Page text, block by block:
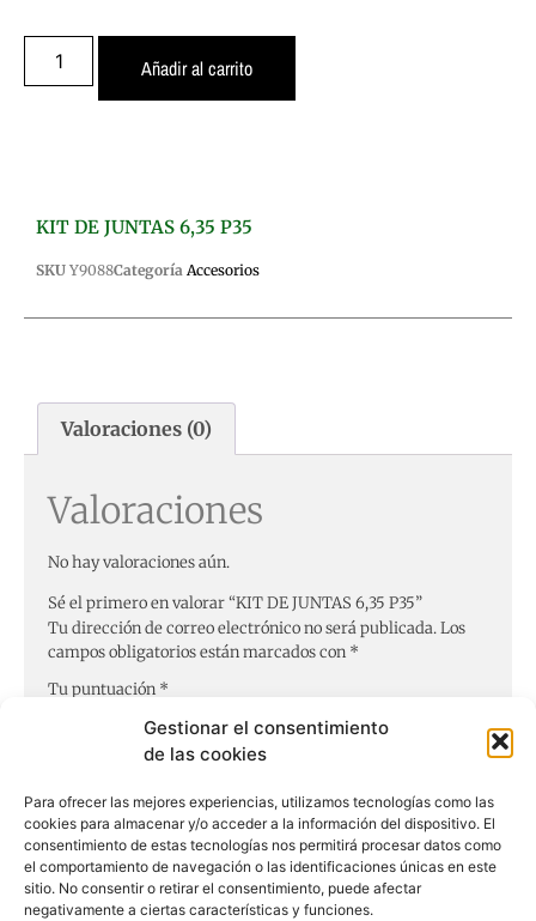
Gestionar el consentimiento
de las cookies
Para ofrecer las mejores experiencias, utilizamos tecnologías como las
cookies para almacenar y/o acceder a la información del dispositivo. El
consentimiento de estas tecnologías nos permitirá procesar datos como
el comportamiento de navegación o las identificaciones únicas en este
sitio. No consentir o retirar el consentimiento, puede afectar
negativamente a ciertas características y funciones.
Añadir al carrito
KIT DE JUNTAS 6,35 P35
SKU Y9088Categoría Accesorios
Valoraciones (0)
Valoraciones
No hay valoraciones aún.
Sé el primero en valorar “KIT DE JUNTAS 6,35 P35”
Tu dirección de correo electrónico no será publicada.Los
campos obligatorios están marcados con *
Tu puntuación *
Tu valoración*
Nombre*